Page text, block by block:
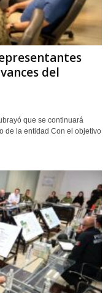
del
que se continuará
de la entidad Con el objetivo